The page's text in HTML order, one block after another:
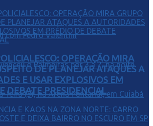
com Pedro Valentini
OPERAÇÃO MIRA
DE PLANEJAR ATAQUES A
E USAR EXPLOSIVOS EM
DEBATE PRESIDENCIAL